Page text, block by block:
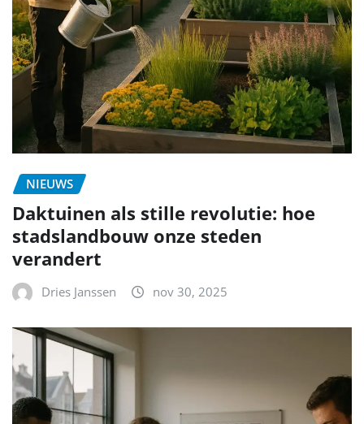
NIEUWS
Daktuinen als stille revolutie: hoe
stadslandbouw onze steden
verandert
Dries Janssen nov 30, 2025